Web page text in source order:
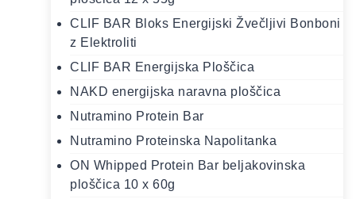
CLIF BAR Bloks Energijski Žvečljivi Bonboni
z Elektroliti
CLIF BAR Energijska Ploščica
NAKD energijska naravna ploščica
Nutramino Protein Bar
Nutramino Proteinska Napolitanka
ON Whipped Protein Bar beljakovinska
ploščica 10 x 60g